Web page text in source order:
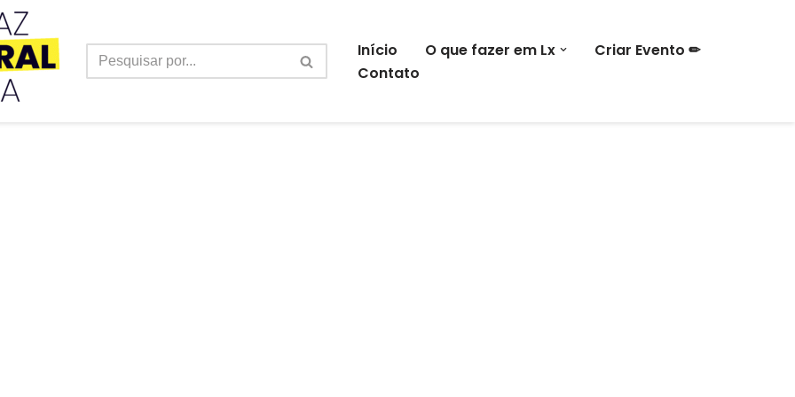
Início O que fazer em Lx
Criar Evento ✏
Contato